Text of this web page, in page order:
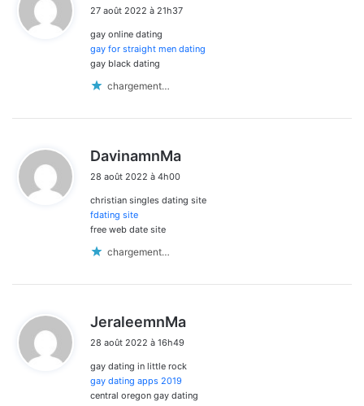
t
:
27 août 2022 à 21h37
gay online dating
gay for straight men dating
gay black dating
chargement…
DavinamnMa
28 août 2022 à 4h00
christian singles dating site
fdating site
free web date site
chargement…
JeraleemnMa
28 août 2022 à 16h49
gay dating in little rock
gay dating apps 2019
central oregon gay dating